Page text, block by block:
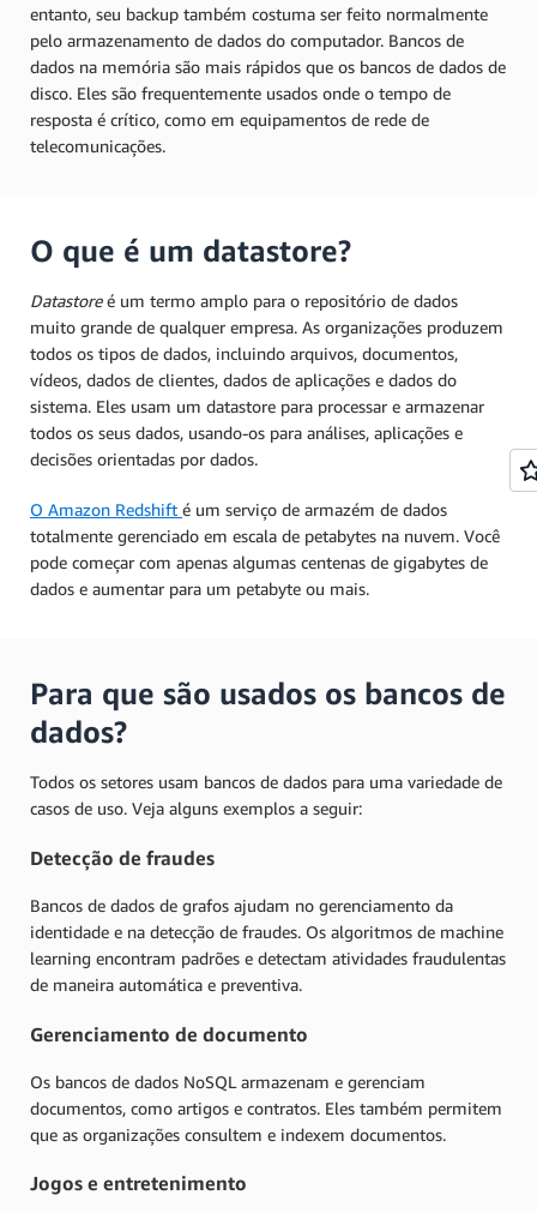
entanto, seu backup também costuma ser feito normalmente
pelo armazenamento de dados do computador. Bancos de
dados na memória são mais rápidos que os bancos de dados de
disco. Eles são frequentemente usados onde o tempo de
resposta é crítico, como em equipamentos de rede de
telecomunicações.
O que é um datastore?
Datastoreé um termo amplo para o repositório de dados
muito grande de qualquer empresa. As organizações produzem
todos os tipos de dados, incluindo arquivos, documentos,
vídeos, dados de clientes, dados de aplicações e dados do
sistema. Eles usam um datastore para processar e armazenar
todos os seus dados, usando-os para análises, aplicações e
decisões orientadas por dados.
O Amazon Redshift é um serviço de armazém de dados
totalmente gerenciado em escala de petabytes na nuvem. Você
pode começar com apenas algumas centenas de gigabytes de
dados e aumentar para um petabyte ou mais.
Para que são usados os bancos de
dados?
Todos os setores usam bancos de dados para uma variedade de
casos de uso. Veja alguns exemplos a seguir:
Detecção de fraudes
Bancos de dados de grafos ajudam no gerenciamento da
identidade e na detecção de fraudes. Os algoritmos de machine
learning encontram padrões e detectam atividades fraudulentas
de maneira automática e preventiva.
Gerenciamento de documento
Os bancos de dados NoSQL armazenam e gerenciam
documentos, como artigos e contratos. Eles também permitem
que as organizações consultem e indexem documentos.
Jogos e entretenimento